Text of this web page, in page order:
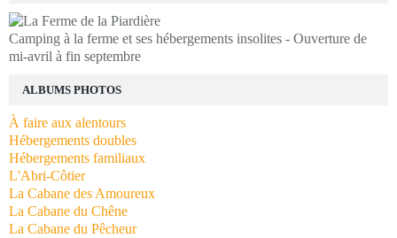
Camping à la ferme et ses hébergements insolites - Ouverture de
mi-avril à fin septembre
ALBUMS PHOTOS
À faire aux alentours
Hébergements doubles
Hébergements familiaux
L'Abri-Côtier
La Cabane des Amoureux
La Cabane du Chêne
La Cabane du Pêcheur